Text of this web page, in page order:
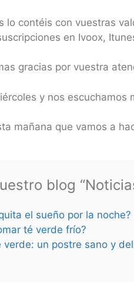
lo contéis con vuestras
en Ivoox,
gracias por vuestra
y nos
mañana que vamos a
blog
el sueño por la noche?
té verde frío?
verde: un postre sano y